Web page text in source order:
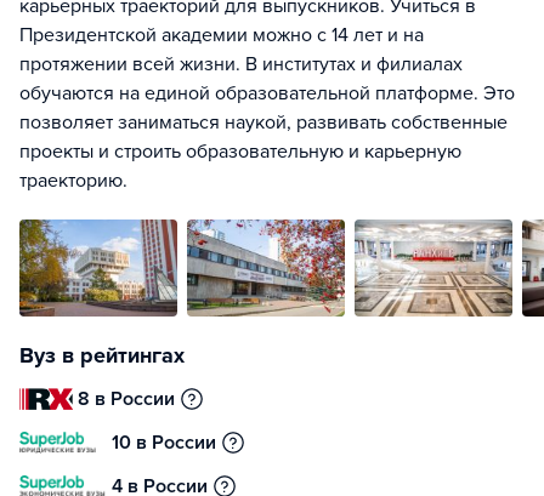
карьерных траекторий для выпускников. Учиться в
Президентской академии можно с 14 лет и на
протяжении всей жизни. В институтах и филиалах
обучаются на единой образовательной платформе. Это
позволяет заниматься наукой, развивать собственные
проекты и строить образовательную и карьерную
траекторию.
Вуз в рейтингах
8 в России
10 в России
4 в России